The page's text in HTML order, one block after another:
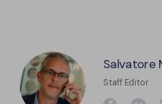
Salvatore
Staff Editor